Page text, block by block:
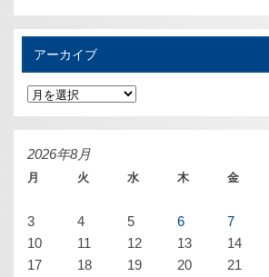
アーカイブ
ア
ー
カ
イ
ブ
2026年8月
月 火 水 木 金
3
4 5 6 7
10
11 12 13 14
17
18 19 20 21